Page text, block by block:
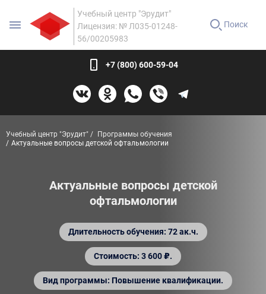
Учебный центр "Эрудит"
Лицензия: № Л035-01248-
56/00205983
Поиск
+7 (800) 600-59-04
Учебный центр "Эрудит"
Программы обучения
Актуальные вопросы детской офтальмологии
Актуальные вопросы детской
офтальмологии
Длительность обучения: 72 ак.ч.
Стоимость: 3 600 ₽.
Вид программы: Повышение квалификации.